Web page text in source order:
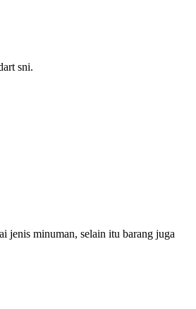
sni.
jenis minuman, selain itu barang juga